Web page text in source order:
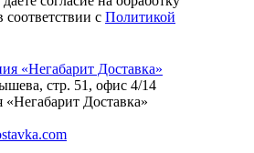
c Политикой
стр. 51, офис 4/14
Доставка»